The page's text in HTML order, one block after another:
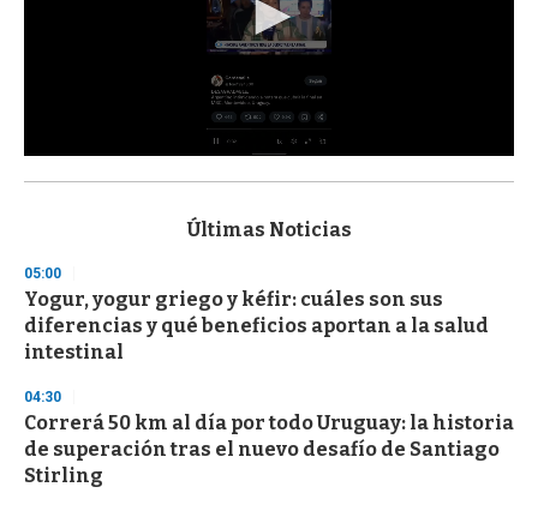
s
d
s
o
f
3
s
e
c
o
n
Últimas Noticias
05:00
Yogur, yogur griego y kéfir: cuáles son sus
diferencias y qué beneficios aportan a la salud
intestinal
04:30
Correrá 50 km al día por todo Uruguay: la historia
de superación tras el nuevo desafío de Santiago
Stirling